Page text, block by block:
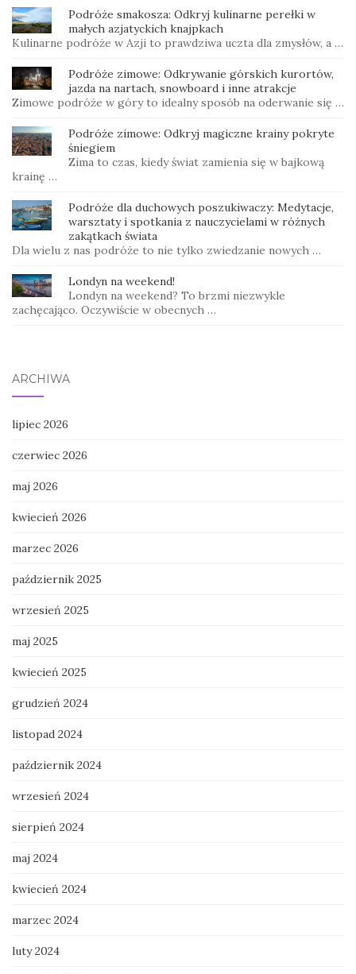
Podróże smakosza: Odkryj kulinarne perełki w
małych azjatyckich knajpkach
Kulinarne podróże w Azji to prawdziwa uczta dla zmysłów, a …
Podróże zimowe: Odkrywanie górskich kurortów,
jazda na nartach, snowboard i inne atrakcje
Zimowe podróże w góry to idealny sposób na oderwanie się …
Podróże zimowe: Odkryj magiczne krainy pokryte
śniegiem
Zima to czas, kiedy świat zamienia się w bajkową
krainę …
Podróże dla duchowych poszukiwaczy: Medytacje,
warsztaty i spotkania z nauczycielami w różnych
zakątkach świata
Dla wielu z nas podróże to nie tylko zwiedzanie nowych …
Londyn na weekend!
Londyn na weekend? To brzmi niezwykle
zachęcająco. Oczywiście w obecnych …
ARCHIWA
lipiec 2026
czerwiec 2026
maj 2026
kwiecień 2026
marzec 2026
październik 2025
wrzesień 2025
maj 2025
kwiecień 2025
grudzień 2024
listopad 2024
październik 2024
wrzesień 2024
sierpień 2024
maj 2024
kwiecień 2024
marzec 2024
luty 2024